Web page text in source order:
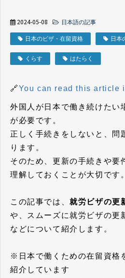
2024-05-08 日本語の記事
日本のビザ・在留資格 日本
くらす はたらく
🔗You can read this article
外国人が日本で働き続けたい
が必要です。
正しく手続きをしないと、問
ります。
そのため、更新の手続きや要
理解しておくことが大切です。
この記事では、就労ビザの更
や、スムーズに就労ビザの更
などについて紹介します。
※日本で働くための在留資格
紹介しています